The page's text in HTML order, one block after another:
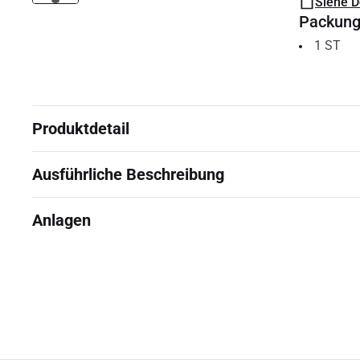
Packung
1 ST
Produktdetail
Ausführliche Beschreibung
Anlagen